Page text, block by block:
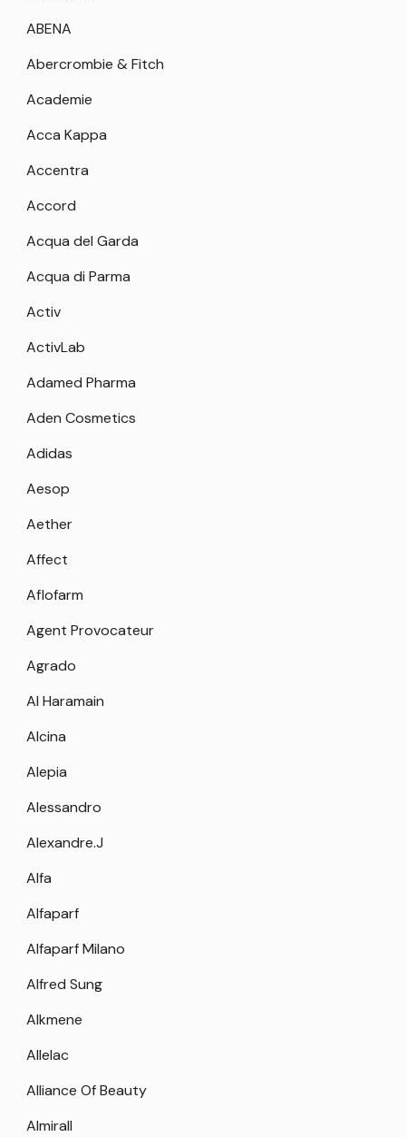
ABENA
Abercrombie & Fitch
Academie
Acca Kappa
Accentra
Accord
Acqua del Garda
Acqua di Parma
Activ
ActivLab
Adamed Pharma
Aden Cosmetics
Adidas
Aesop
Aether
Affect
Aflofarm
Agent Provocateur
Agrado
Al Haramain
Alcina
Alepia
Alessandro
Alexandre.J
Alfa
Alfaparf
Alfaparf Milano
Alfred Sung
Alkmene
Allelac
Alliance Of Beauty
Almirall